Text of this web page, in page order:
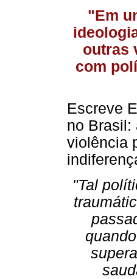
"Em
outras
com
Escreve
no Brasil:
violência
"Tal